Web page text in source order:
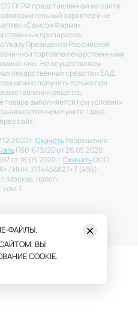
ГК РФ представленная на сайте
характер и не
«Самсон Фарма»
препаратов,
Указу Президента Российской
торговле лекарственными
Не осуществляем
лекарственных средств и БАД.
можно получить только при
рецепта,
выполняется при условиях
аптечном пункте. Цена
сайт.
г.СкачатьРазрешение
П50-673/20 от 26.05.2020
от 16.05.2020 г.СкачатьООО
ИНН: 7714456627+7 (495)
г. Москва, просп.
1
ФАЙЛЫ.
ВЫ
COOKIE.